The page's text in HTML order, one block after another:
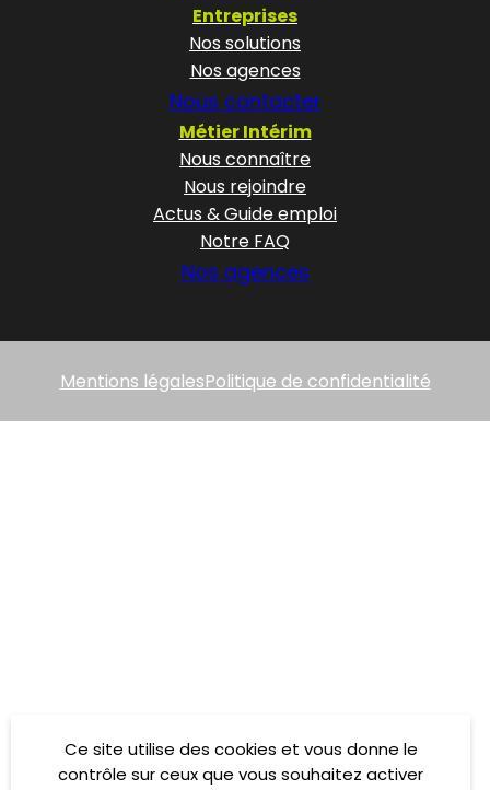
Entreprises
Nos solutions
Nos agences
Nous contacter
Métier Intérim
Nous connaître
Nous rejoindre
Actus & Guide emploi
Notre FAQ
Nos agences
Mentions légalesPolitique de confidentialité
Ce site utilise des cookies et vous donne le
contrôle sur ceux que vous souhaitez activer